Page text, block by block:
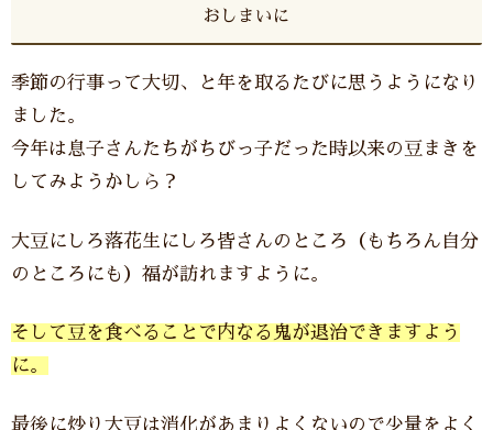
おしまいに
季節の行事って大切、と年を取るたびに思うようになり
ました。
今年は息子さんたちがちびっ子だった時以来の豆まきを
してみようかしら？
大豆にしろ落花生にしろ皆さんのところ（もちろん自分
のところにも）福が訪れますように。
そして豆を食べることで内なる鬼が退治できますよう
に。
最後に炒り大豆は消化があまりよくないので少量をよく